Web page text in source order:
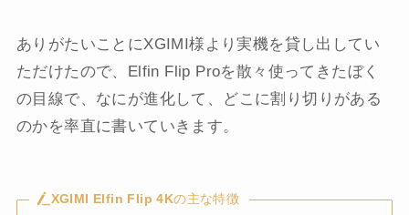
ありがたいことにXGIMI様より実機を貸し出してい
ただけたので、Elfin Flip Proを散々使ってきたぼく
の目線で、なにが進化して、どこに割り切りがある
のかを率直に書いていきます。
XGIMI Elfin Flip 4Kの主な特徴